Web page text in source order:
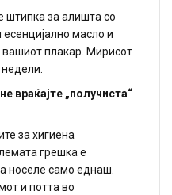
штипка за алишта со
масло и
вашиот плакар. Мирисот
враќајте „получиста“
за хигиена
грешка е
носеле само еднаш.
и потта во